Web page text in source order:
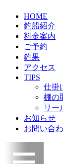
HOME
釣船紹介
料金案内
ご予約
釣果
アクセス
TIPS
仕掛
棚の
リー
お知らせ
お問い合